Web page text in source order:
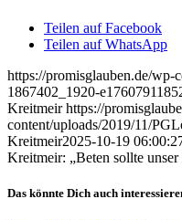
Teilen auf Facebook
Teilen auf WhatsApp
https://promisglauben.de/wp-
1867402_1920-
Kreitmeir https://
content/uploads/2019/11/
Kreitmeir2025-10-19
Kreitmeir: „Beten sollte unser
Das könnte Dich auch